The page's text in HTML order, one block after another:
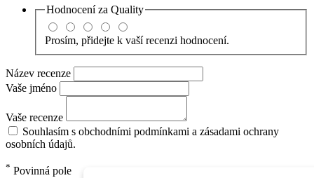
Hodnocení za Quality
Prosím, přidejte k vaší recenzi hodnocení.
Název recenze
Vaše jméno
Vaše recenze
Souhlasím s obchodními podmínkami a zásadami ochrany
osobních údajů.
* Povinná pole